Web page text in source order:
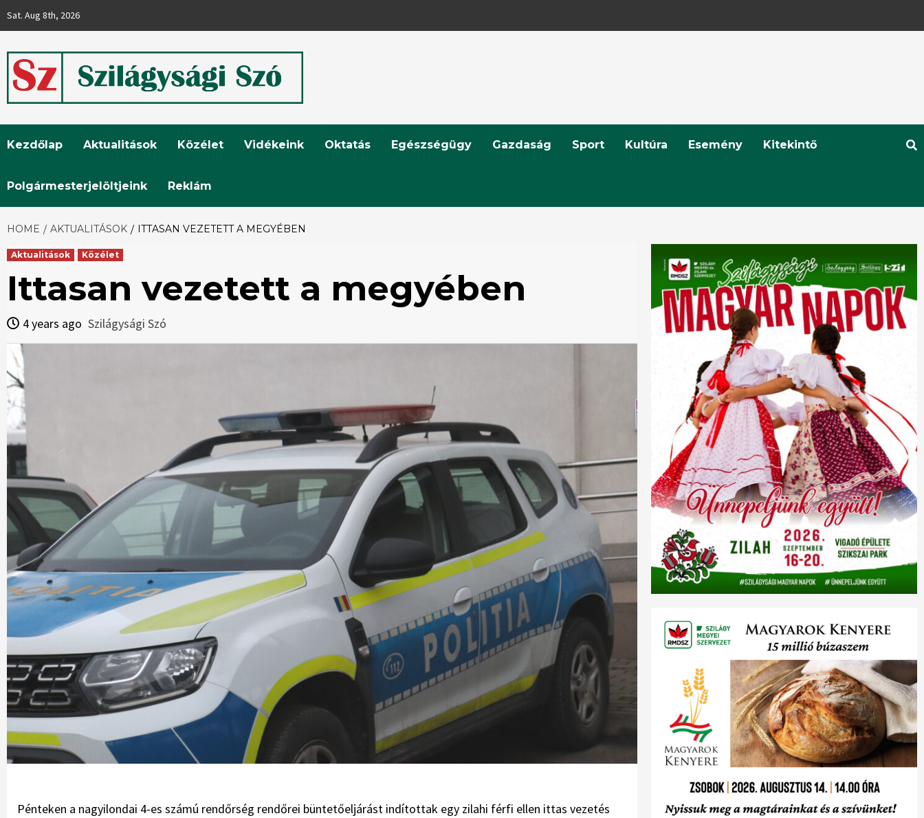
Sat. Aug 8th, 2026
Szilágysági
Szó
Kezdőlap Aktualitások Közélet Vidékeink Oktatás Egészségügy Gazdaság Sport Kultúra Esemény Kitekintő
Polgármesterjelöltjeink Reklám
HOME AKTUALITÁSOK ITTASAN VEZETETT A MEGYÉBEN
Aktualitások Közélet
Ittasan vezetett a megyében
4 years ago Szilágysági Szó
Pénteken a nagyilondai 4-es számú rendőrség rendőrei büntetőeljárást indítottak egy zilahi férfi ellen ittas vezetés